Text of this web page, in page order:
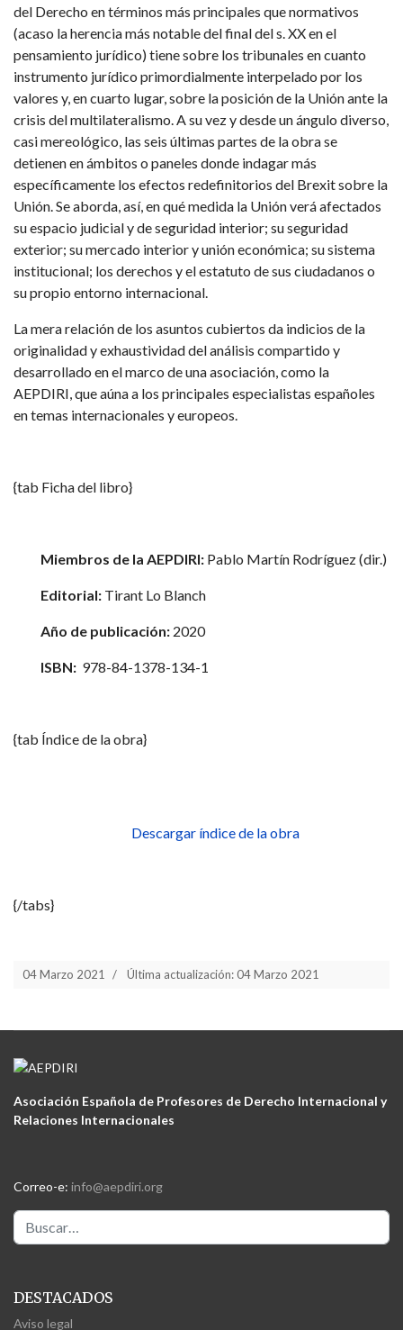
del Derecho en términos más principales que normativos
(acaso la herencia más notable del final del s. XX en el
pensamiento jurídico) tiene sobre los tribunales en cuanto
instrumento jurídico primordialmente interpelado por los
valores y, en cuarto lugar, sobre la posición de la Unión ante la
crisis del multilateralismo. A su vez y desde un ángulo diverso,
casi mereológico, las seis últimas partes de la obra se
detienen en ámbitos o paneles donde indagar más
específicamente los efectos redefinitorios del Brexit sobre la
Unión. Se aborda, así, en qué medida la Unión verá afectados
su espacio judicial y de seguridad interior; su seguridad
exterior; su mercado interior y unión económica; su sistema
institucional; los derechos y el estatuto de sus ciudadanos o
su propio entorno internacional.
La mera relación de los asuntos cubiertos da indicios de la
originalidad y exhaustividad del análisis compartido y
desarrollado en el marco de una asociación, como la
AEPDIRI, que aúna a los principales especialistas españoles
en temas internacionales y europeos.
{tab Ficha del libro}
Miembros de la AEPDIRI: Pablo Martín Rodríguez (dir.)
Editorial: Tirant Lo Blanch
Año de publicación: 2020
ISBN: 978-84-1378-134-1
{tab Índice de la obra}
Descargar índice de la obra
{/tabs}
04 Marzo 2021 Última actualización: 04 Marzo 2021
Asociación Española de Profesores de Derecho Internacional y
Relaciones Internacionales
Correo-e: info@aepdiri.org
Buscar
DESTACADOS
Aviso legal